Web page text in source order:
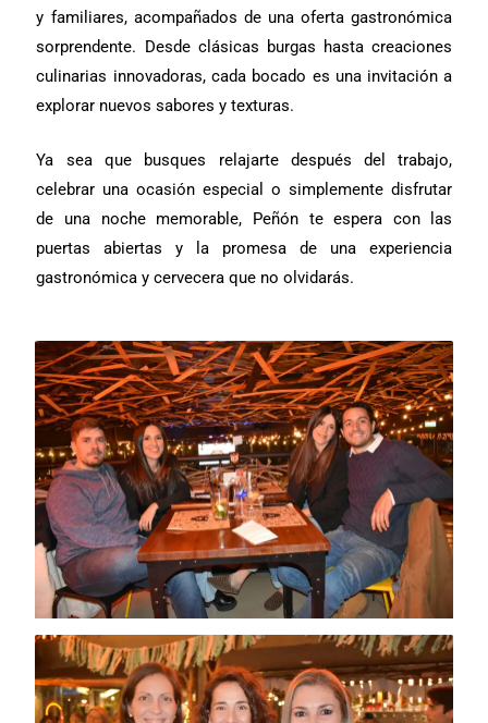
y familiares, acompañados de una oferta gastronómica
sorprendente. Desde clásicas burgas hasta creaciones
culinarias innovadoras, cada bocado es una invitación a
explorar nuevos sabores y texturas.
Ya sea que busques relajarte después del trabajo,
celebrar una ocasión especial o simplemente disfrutar
de una noche memorable, Peñón te espera con las
puertas abiertas y la promesa de una experiencia
gastronómica y cervecera que no olvidarás.